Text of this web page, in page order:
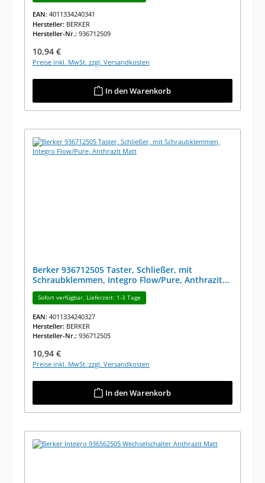
EAN: 4011334240341
Hersteller: BERKER
Hersteller-Nr.: 936712509
Regulärer Preis:
10,94 €
Preise inkl. MwSt. zzgl. Versandkosten
In den Warenkorb
Berker 936712505 Taster, Schließer, mit
Schraubklemmen, Integro Flow/Pure, Anthrazit
Matt
Sofort verfügbar, Lieferzeit: 1-3 Tage
EAN: 4011334240327
Hersteller: BERKER
Hersteller-Nr.: 936712505
Regulärer Preis:
10,94 €
Preise inkl. MwSt. zzgl. Versandkosten
In den Warenkorb